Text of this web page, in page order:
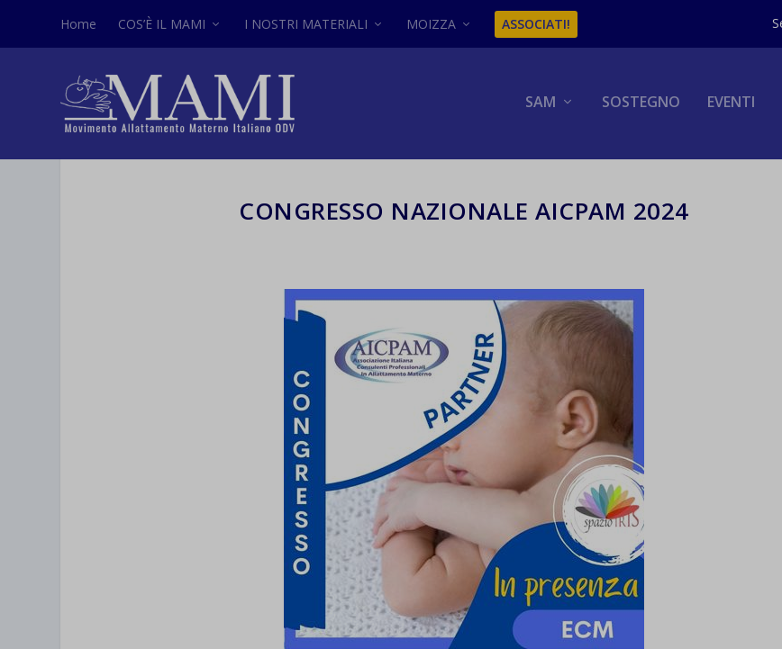
Home COS’È IL MAMI I NOSTRI MATERIALI MOIZZA ASSOCIATI!
SAM SOSTEGNO EVENTI
CONGRESSO NAZIONALE AICPAM 2024